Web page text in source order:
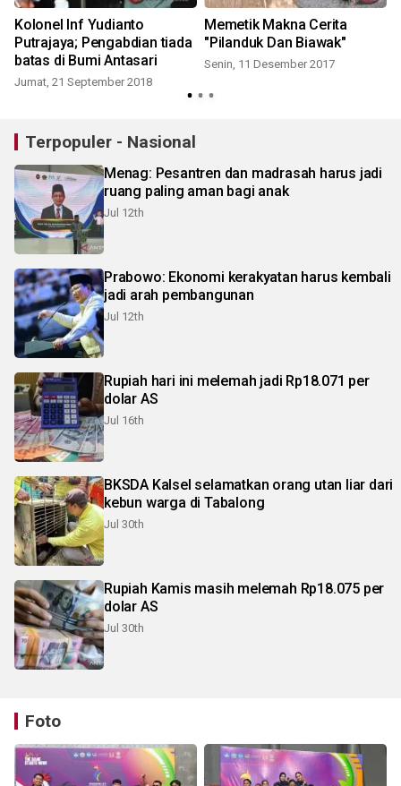
Kolonel Inf Yudianto
Putrajaya; Pengabdian tiada
batas di Bumi Antasari
Jumat, 21 September 2018
Memetik Makna Cerita
"Pilanduk Dan Biawak"
Senin, 11 Desember 2017
Terpopuler - Nasional
Menag: Pesantren dan madrasah harus jadi
ruang paling aman bagi anak
Jul 12th
Prabowo: Ekonomi kerakyatan harus kembali
jadi arah pembangunan
Jul 12th
Rupiah hari ini melemah jadi Rp18.071 per
dolar AS
Jul 16th
BKSDA Kalsel selamatkan orang utan liar dari
kebun warga di Tabalong
Jul 30th
Rupiah Kamis masih melemah Rp18.075 per
dolar AS
Jul 30th
Foto